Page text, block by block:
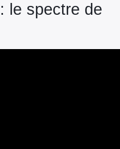
le spectre de